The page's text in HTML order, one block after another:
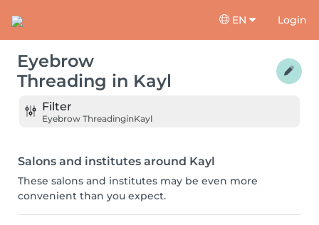
EN Login
Eyebrow
Threading in Kayl
Filter
Eyebrow ThreadinginKayl
Salons and institutes around Kayl
These salons and institutes may be even more
convenient than you expect.